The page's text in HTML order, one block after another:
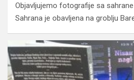
Objavljujemo fotografije sa
Sahrana je obavljena na groblju